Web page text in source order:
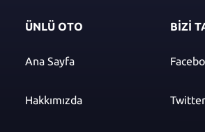
ÜNLÜ OTO
Ana Sayfa
Hakkımızda
BİZİ
Twitter